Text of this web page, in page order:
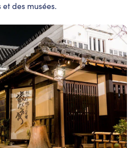
des musées.